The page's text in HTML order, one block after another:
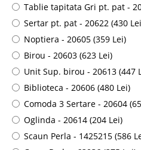
Tablie tapitata Gri pt. pat -
Sertar pt. pat - 20622 (430
Noptiera - 20605 (359 Lei)
Birou - 20603 (623 Lei)
Unit Sup. birou - 20613 (447
Biblioteca - 20606 (480 Lei)
Comoda 3 Sertare - 20604
Oglinda - 20614 (204 Lei)
Scaun Perla - 1425215 (586